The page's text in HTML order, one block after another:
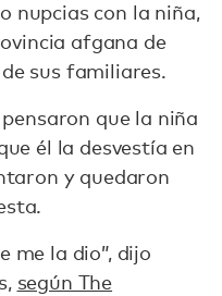
nupcias con la niña,
afgana de
sus familiares.
que la niña
él la desvestía en
y quedaron
me la dio”, dijo
según The